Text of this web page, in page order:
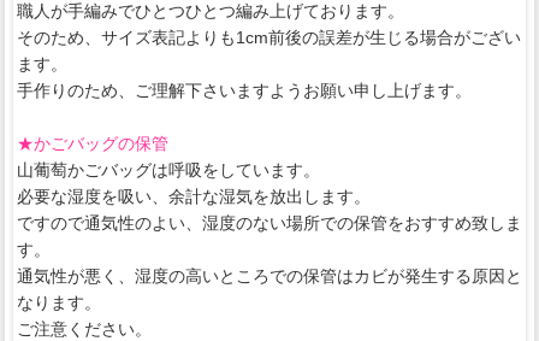
職人が手編みでひとつひとつ編み上げております。
そのため、サイズ表記よりも1cm前後の誤差が生じる場合がござい
ます。
手作りのため、ご理解下さいますようお願い申し上げます。
★かごバッグの保管
山葡萄かごバッグは呼吸をしています。
必要な湿度を吸い、余計な湿気を放出します。
ですので通気性のよい、湿度のない場所での保管をおすすめ致しま
す。
通気性が悪く、湿度の高いところでの保管はカビが発生する原因と
なります。
ご注意ください。